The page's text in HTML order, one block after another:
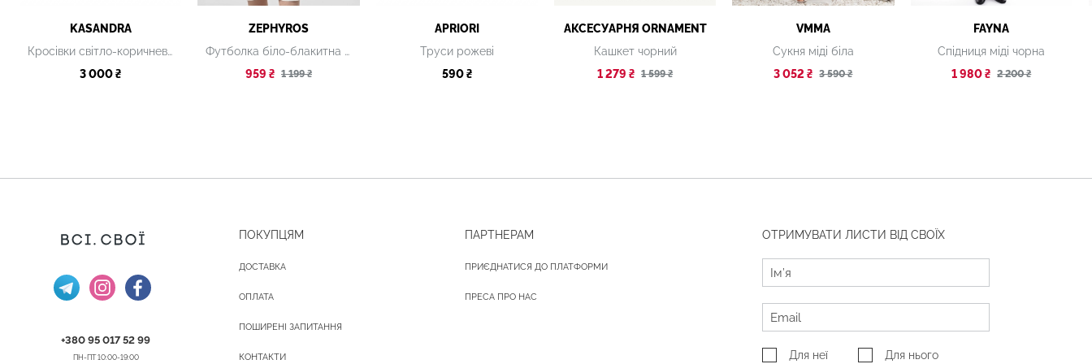
KASANDRA
Кросівки світло-коричневі замшеві
3 000 ₴
ZEPHYROS
Футболка біло-блакитна смугаста
959 ₴ 1 199 ₴
APRIORI
Труси рожеві
590 ₴
АКСЕСУАРНЯ ОRNAMENT
Кашкет чорний
1 279 ₴ 1 599 ₴
VMMA
Сукня міді біла
3 052 ₴
3 590 ₴
FAYNA
Спідниця міді чорна
1 980 ₴ 2 200 ₴
+380 95 017 52 99
ПН-ПТ 10:00-19:00
ПОКУПЦЯМ
ДОСТАВКА
ОПЛАТА
ПОШИРЕНІ ЗАПИТАННЯ
КОНТАКТИ
ПАРТНЕРАМ
ПРИЄДНАТИСЯ ДО ПЛАТФОРМИ
ПРЕСА ПРО НАС
ОТРИМУВАТИ ЛИСТИ ВІД СВОЇХ
Для неї Для нього